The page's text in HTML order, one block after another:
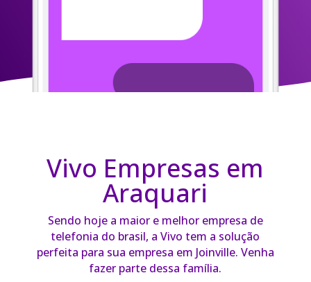
Vivo Empresas em
Araquari
Sendo hoje a maior e melhor empresa de
telefonia do brasil, a Vivo tem a solução
perfeita para sua empresa em Joinville. Venha
fazer parte dessa família.